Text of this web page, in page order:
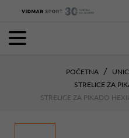
POČETNA
STRELICE ZA
STRELICE ZA PIKADO